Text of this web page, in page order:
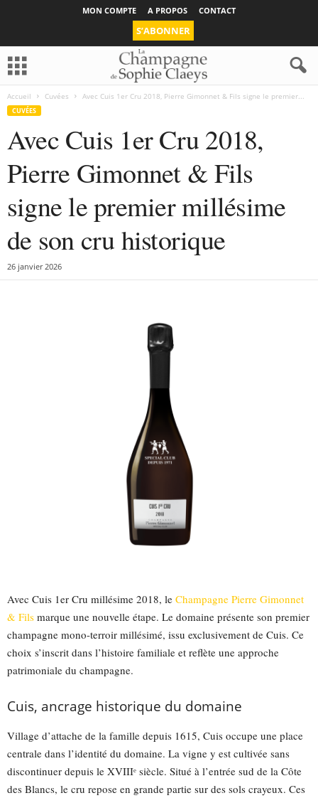
MON COMPTE A PROPOS CONTACT
S’ABONNER
Accueil Cuvées Avec Cuis 1er Cru 2018, Pierre Gimonnet & Fils signe le premier...
CUVÉES
Avec Cuis 1er Cru 2018,
Pierre Gimonnet & Fils
signe le premier millésime
de son cru historique
26 janvier 2026
Avec Cuis 1er Cru millésime 2018, le Champagne Pierre Gimonnet
& Fils marque une nouvelle étape. Le domaine présente son premier
champagne mono-terroir millésimé, issu exclusivement de Cuis. Ce
choix s’inscrit dans l’histoire familiale et reflète une approche
patrimoniale du champagne.
Cuis, ancrage historique du domaine
Village d’attache de la famille depuis 1615, Cuis occupe une place
centrale dans l’identité du domaine. La vigne y est cultivée sans
discontinuer depuis le XVIIIᵉ siècle. Situé à l’entrée sud de la Côte
des Blancs, le cru repose en grande partie sur des sols crayeux. Ces